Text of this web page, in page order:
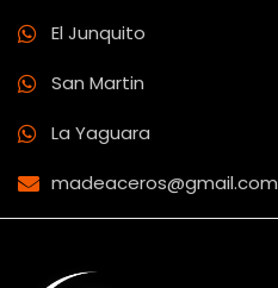
El Junquito
San Martin
La Yaguara
madeaceros@gmail.com